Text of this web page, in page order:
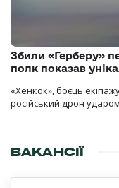
Збили «Герберу»
полк показав
«Хенкок», боєць
російський дрон
ВАКАНСІЇ